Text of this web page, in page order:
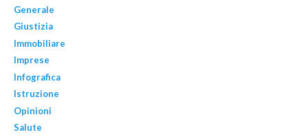
Generale
Giustizia
Immobiliare
Imprese
Infografica
Istruzione
Opinioni
Salute